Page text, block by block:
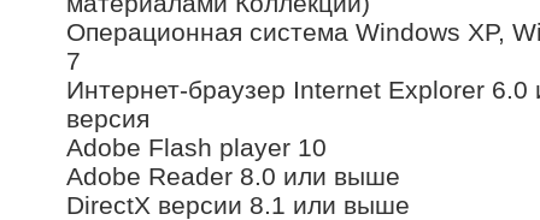
Операционная система Windows XP,
7
Интернет-браузер Internet Explorer 6.0
версия
Adobe Flash player 10
Adobe Reader 8.0 или выше
DirectX версии 8.1 или выше